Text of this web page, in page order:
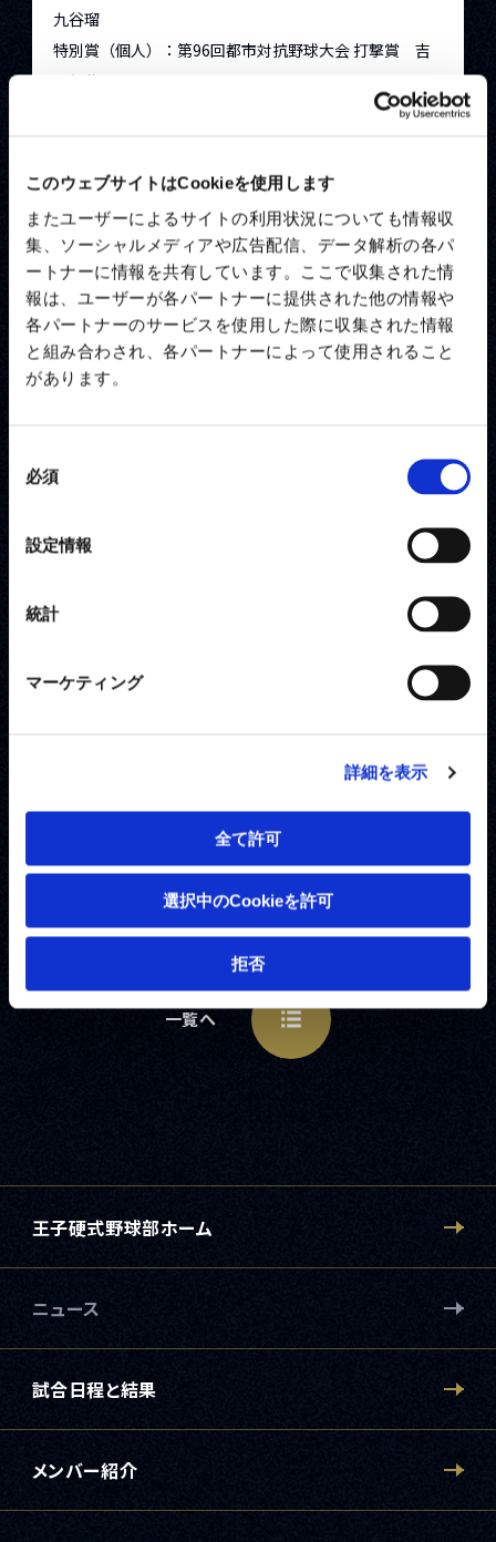
このウェブサイトはCookieを使用します
またユーザーによるサイトの利用状況についても情報収
集、ソーシャルメディアや広告配信、データ解析の各パ
ートナーに情報を共有しています。ここで収集された情
報は、ユーザーが各パートナーに提供された他の情報や
各パートナーのサービスを使用した際に収集された情報
と組み合わされ、各パートナーによって使用されること
があります。
必須
設定情報
統計
マーケティング
詳細を表示
全て許可
選択中のCookieを許可
拒否
九谷瑠
特別賞（個人）：第96回都市対抗野球大会 打撃賞 吉
岡郁哉
特別賞（個人）：第96回都市対抗野球大会 小野賞 湯
特別賞（個人）：第96回都市対抗野球大会 若獅子賞
左から）吉岡選手（都市対抗野球大会 打撃賞）、樋口
選手（優秀選手賞）、森田野球部長（都市対抗野球大会
優勝）、湯浅監督（優秀監督賞 / 都市対抗野球大会 小野
賞）、宝島選手（ベストナイン賞）、九谷選手（都市対
今後もさらなる飛躍を目指してまいりますので、引き続
きご声援をよろしくお願いいたします。
一覧へ
王子硬式野球部ホーム
ニュース
試合日程と結果
メンバー紹介